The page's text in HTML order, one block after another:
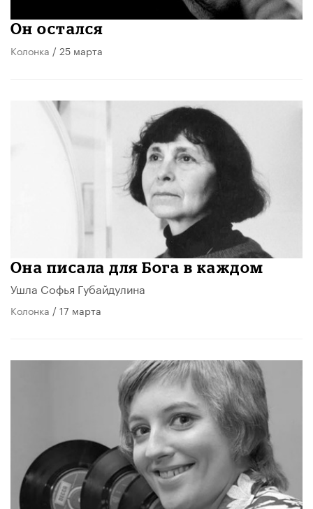
Он остался
Колонка / 25 марта
Она писала для Бога в каждом
​Ушла Софья Губайдулина
Колонка / 17 марта